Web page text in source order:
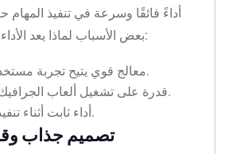
أداءً فائقًا وسرعة في تنفيذ المهام
بعض الأسباب لماذا يعد الأداء أحد أبرز مزايا الجهاز:
معالج قوي يتيح تجربة مستخدم سلسة بدون تأخير.
قدرة على تشغيل ألعاب الجرافيك العالية بكفاءة عالية.
أداء ثابت أثناء تنفيذ التطبيقات المتعددة.
تصميم جذاب